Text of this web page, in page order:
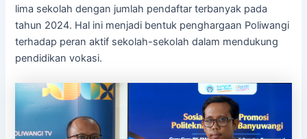
lima sekolah dengan jumlah pendaftar terbanyak pada
tahun 2024. Hal ini menjadi bentuk penghargaan Poliwangi
terhadap peran aktif sekolah-sekolah dalam mendukung
pendidikan vokasi.